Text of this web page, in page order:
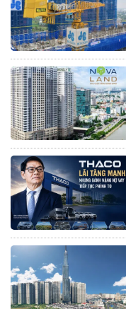
KHOA HỌC